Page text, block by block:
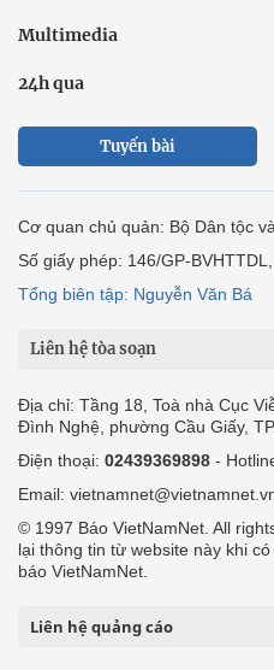
Multimedia
24h qua
Tuyến bài
Cơ quan chủ quản: Bộ Dân tộc
Số giấy phép: 146/GP-
Tổng biên tập: Nguyễn Văn Bá
Liên hệ tòa soạn
Địa chỉ: Tầng 18, Toà nhà Cục
Đình Nghệ, phường Cầu Giấy,
Điện thoại: 02439369898 -
Email:
© 1997 Báo VietNamNet. All
lại thông tin từ website này khi
báo VietNamNet.
Liên hệ quảng cáo